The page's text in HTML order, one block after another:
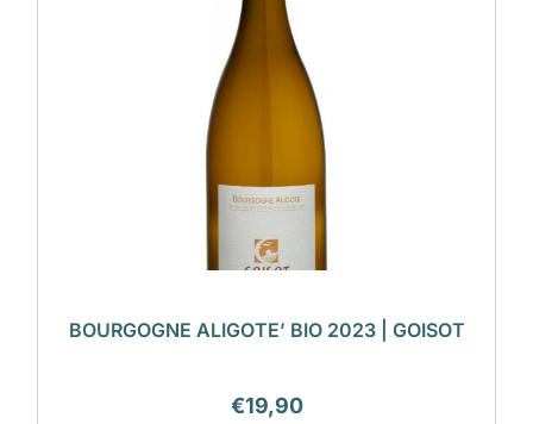
BOURGOGNE ALIGOTE’ BIO 2023 | GOISOT
€19,90